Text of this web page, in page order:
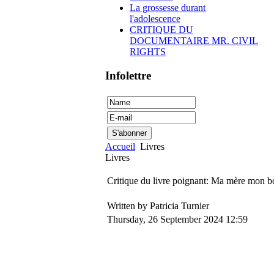
La grossesse durant
l'adolescence
CRITIQUE DU
DOCUMENTAIRE MR. CIVIL
RIGHTS
Infolettre
Accueil Livres
Livres
Critique du livre poignant: Ma mère mon
Written by Patricia Turnier
Thursday, 26 September 2024 12:59